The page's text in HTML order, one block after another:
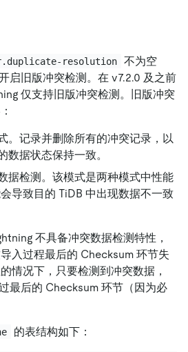
resolution
不为空
启旧版冲突检测。在 v7.2.0 及之前
仅支持旧版冲突检测。旧版冲突
。记录并删除所有的冲突记录，以
数据状态保持一致。
据检测。该模式是两种模式中性能
导致目的 TiDB 中出现数据不一致
不具备冲突数据检测特性，
入过程最后的 Checksum 环节失
情况下，只要检测到冲突数据，
最后的 Checksum 环节（因为必
的表结构如下：